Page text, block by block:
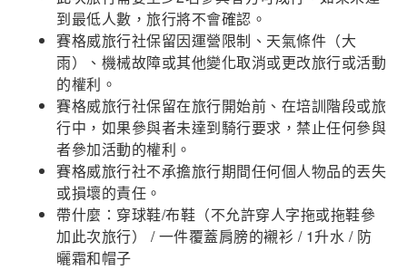
到最低人數，旅行將不會確認。
賽格威旅行社保留因運營限制、天氣條件（大
雨）、機械故障或其他變化取消或更改旅行或活動
的權利。
賽格威旅行社保留在旅行開始前、在培訓階段或旅
行中，如果參與者未達到騎行要求，禁止任何參與
者參加活動的權利。
賽格威旅行社不承擔旅行期間任何個人物品的丟失
或損壞的責任。
帶什麼：穿球鞋/布鞋（不允許穿人字拖或拖鞋參
加此次旅行） / 一件覆蓋肩膀的襯衫 / 1升水 / 防
曬霜和帽子